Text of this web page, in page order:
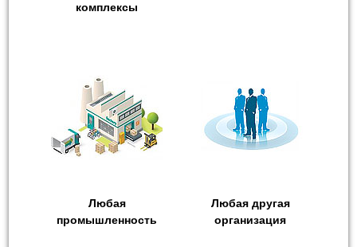
комплексы
Любая
промышленность
Любая другая
организация